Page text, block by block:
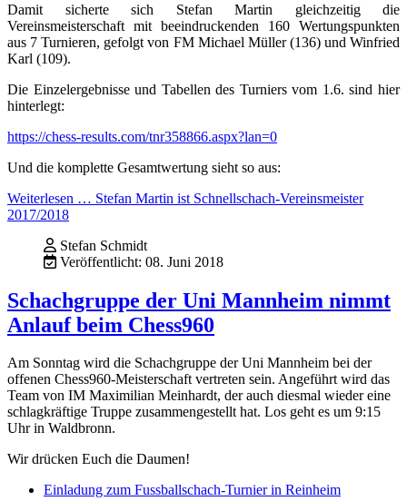
Damit sicherte sich Stefan Martin gleichzeitig die
Vereinsmeisterschaft mit beeindruckenden 160 Wertungspunkten
aus 7 Turnieren, gefolgt von FM Michael Müller (136) und Winfried
Karl (109).
Die Einzelergebnisse und Tabellen des Turniers vom 1.6. sind hier
hinterlegt:
https://chess-results.com/tnr358866.aspx?lan=0
Und die komplette Gesamtwertung sieht so aus:
Weiterlesen … Stefan Martin ist Schnellschach-Vereinsmeister
2017/2018
Stefan Schmidt
Veröffentlicht: 08. Juni 2018
Schachgruppe der Uni Mannheim nimmt
Anlauf beim Chess960
Am Sonntag wird die Schachgruppe der Uni Mannheim bei der
offenen Chess960-Meisterschaft vertreten sein. Angeführt wird das
Team von IM Maximilian Meinhardt, der auch diesmal wieder eine
schlagkräftige Truppe zusammengestellt hat. Los geht es um 9:15
Uhr in Waldbronn.
Wir drücken Euch die Daumen!
Einladung zum Fussballschach-Turnier in Reinheim